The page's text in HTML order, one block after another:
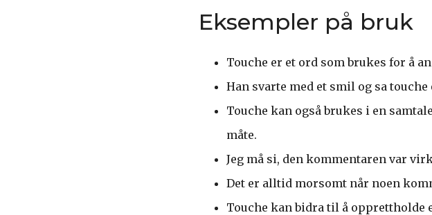
Eksempler på bruk
Touche er et ord som brukes for å
Han svarte med et smil og sa
Touche kan også brukes i en
måte.
Jeg må si, den kommentaren var
Det er alltid morsomt når noen
Touche kan bidra til å opprettholde